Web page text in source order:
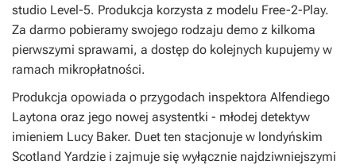
studio Level-5. Produkcja korzysta z modelu Free-2-Play.
Za darmo pobieramy swojego rodzaju demo z kilkoma
pierwszymi sprawami, a dostęp do kolejnych kupujemy w
ramach mikropłatności.
Produkcja opowiada o przygodach inspektora Alfendiego
Laytona oraz jego nowej asystentki - młodej detektyw
imieniem Lucy Baker. Duet ten stacjonuje w londyńskim
Scotland Yardzie i zajmuje się wyłącznie najdziwniejszymi